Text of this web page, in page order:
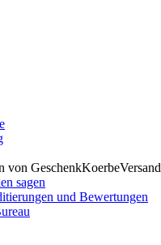
von GeschenkKoerbeVersand
sagen
und Bewertungen